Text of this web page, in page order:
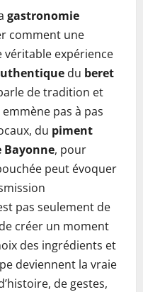
gastronomie
comment une
expérience
du beret
de tradition et
emmène pas à pas
du piment
Bayonne, pour
peut évoquer
pas seulement de
créer un moment
des ingrédients et
deviennent la vraie
de gestes,